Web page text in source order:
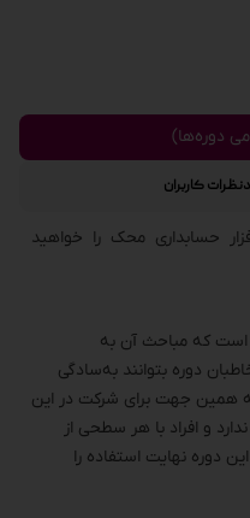
دوره‌ها)
نظرات کاربران
حسابداری محک را خواهید
است که مباحث آن به
دوره بتوانند به‌سادگی
همین جهت برای شرکت در این
و افراد با هر سطحی از
دوره نهایت استفاده را